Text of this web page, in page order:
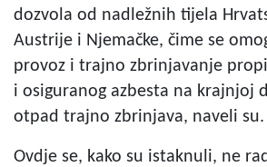
dozvola od nadležnih tijela
Austrije i Njemačke, čime se
provoz i trajno zbrinjavanje
i osiguranog azbesta na krajnjoj
otpad trajno zbrinjava, naveli su.
Ovdje se, kako su istaknuli, ne